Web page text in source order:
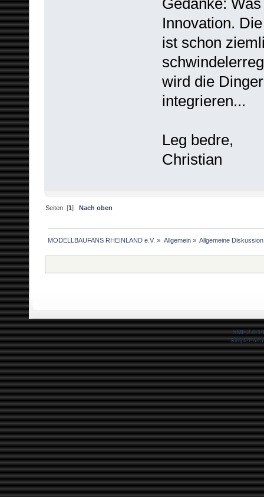
Innovation.
ist schon
wird die
integrieren...
Leg bedre,
Christian
Seiten: [1]Nach oben
MODELLBAUFANS RHEINLAND e.V. » Allgemein» Allgemeine Diskussion
SMF 2.0.19